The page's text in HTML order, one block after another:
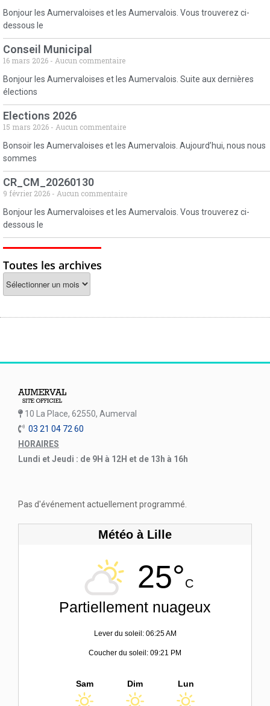
Bonjour les Aumervaloises et les Aumervalois. Vous trouverez ci-
dessous le
Conseil Municipal
16 mars 2026
Aucun commentaire
Bonjour les Aumervaloises et les Aumervalois. Suite aux dernières
élections
Elections 2026
15 mars 2026
Aucun commentaire
Bonsoir les Aumervaloises et les Aumervalois. Aujourd’hui, nous nous
sommes
CR_CM_20260130
9 février 2026
Aucun commentaire
Bonjour les Aumervaloises et les Aumervalois. Vous trouverez ci-
dessous le
Toutes les archives
10 La Place, 62550, Aumerval
03 21 04 72 60
HORAIRES
Lundi et Jeudi : de 9H à 12H et de 13h à 16h
Pas d'événement actuellement programmé.
Météo à Lille
25°C
Partiellement nuageux
Lever du soleil: 06:25 AM
Coucher du soleil: 09:21 PM
Sam Dim Lun